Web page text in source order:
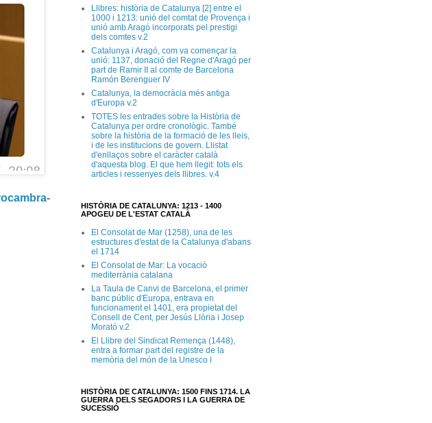
Llibres: història de Catalunya [2] entre el
1000 i 1213: unió del comtat de Provença i
unió amb Aragó incorporats pel prestigi
dels comtes v.2
Catalunya i Aragó, com va començar la
unió: 1137, donació del Regne d'Aragó per
part de Ramir II al comte de Barcelona
Ramón Berenguer IV
Catalunya, la democràcia més antiga
d'Europa v.2
TOTES les entrades sobre la Història de
Catalunya per ordre cronològic. També
sobre la història de la formació de les lleis,
i de les institucions de govern. Llistat
d'enllaços sobre el caràcter català
d'aquesta blog. El que hem llegit: tots els
articles i ressenyes dels llibres. v.4
HISTÒRIA DE CATALUNYA: 1213 - 1400
APOGEU DE L'ESTAT CATALÀ
El Consolat de Mar (1258), una de les
estructures d'estat de la Catalunya d'abans
el 1714
El Consolat de Mar: La vocació
mediterrània catalana
La Taula de Canvi de Barcelona, el primer
banc públic d'Europa, entrava en
funcionament el 1401, era propietat del
Consell de Cent, per Jesús Llòria i Josep
Morató v.2
El Llibre del Sindicat Remença (1448),
entra a formar part del registre de la
memòria del món de la Unesco l
HISTÒRIA DE CATALUNYA: 1500 FINS 1714. LA
GUERRA DELS SEGADORS I LA GUERRA DE
SUCESSIÓ